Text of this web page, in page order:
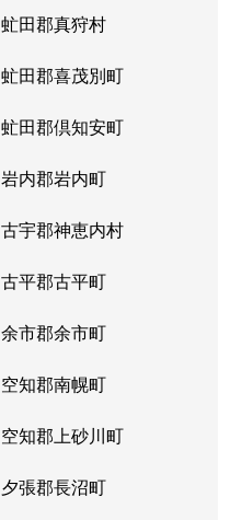
虻田郡真狩村
虻田郡喜茂別町
虻田郡倶知安町
岩内郡岩内町
古宇郡神恵内村
古平郡古平町
余市郡余市町
空知郡南幌町
空知郡上砂川町
夕張郡長沼町